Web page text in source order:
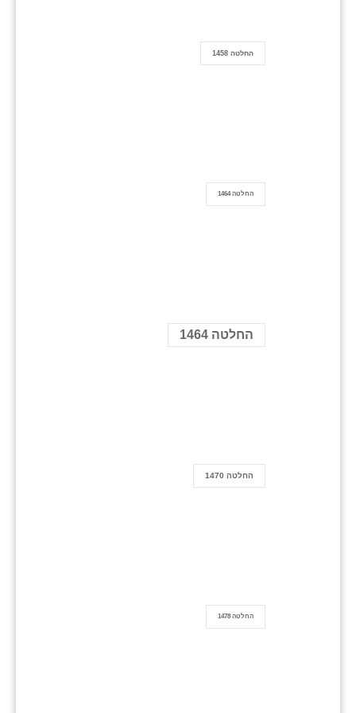
החלטה 1458
החלטה 1464
החלטה 1464
החלטה 1470
החלטה 1478